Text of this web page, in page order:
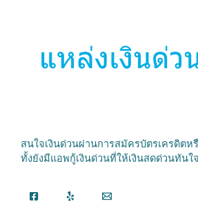
สนใจเงินด่วนผ่านการสมัครบัตรเครดิตห
ทั้งยังมีแอพกู้เงินด่วนที่ให้เงินสดด่วนทันใ